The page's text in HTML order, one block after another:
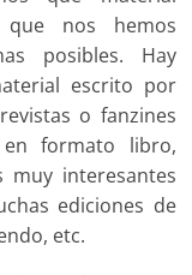
nos hemos
posibles. Hay
escrito por
o fanzines
formato libro,
muy interesantes
ediciones de
etc.